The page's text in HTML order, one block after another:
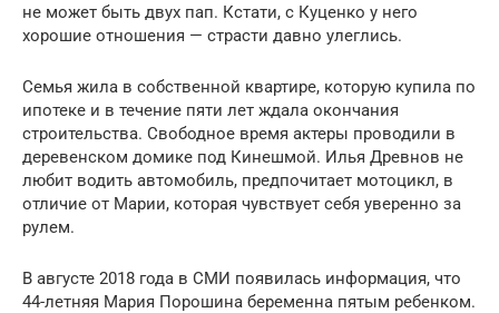
не может быть двух пап. Кстати, с Куценко у него
хорошие отношения — страсти давно улеглись.
Семья жила в собственной квартире, которую купила по
ипотеке и в течение пяти лет ждала окончания
строительства. Свободное время актеры проводили в
деревенском домике под Кинешмой. Илья Древнов не
любит водить автомобиль, предпочитает мотоцикл, в
отличие от Марии, которая чувствует себя уверенно за
рулем.
В августе 2018 года в СМИ появилась информация, что
44-летняя Мария Порошина беременна пятым ребенком.